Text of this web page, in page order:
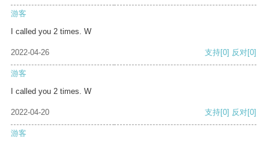
游客
I called you 2 times. W
2022-04-26 支持[0] 反对[0]
游客
I called you 2 times. W
2022-04-20 支持[0] 反对[0]
游客